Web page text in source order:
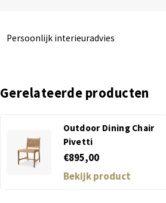
Persoonlijk interieuradvies
Gerelateerde producten
Outdoor Dining Chair
Pivetti
€895,00
Bekijk product